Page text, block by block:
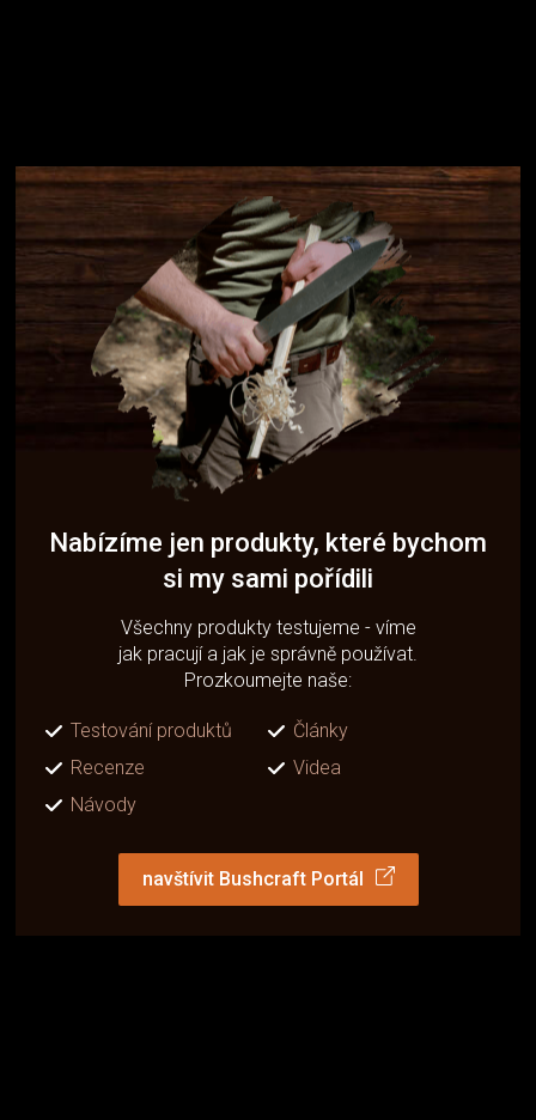
Nabízíme jen produkty, které bychom
si my sami pořídili
Všechny produkty testujeme - víme
jak pracují a jak je správně používat.
Prozkoumejte naše:
Testování produktů
Články
Recenze
Videa
Návody
navštívit Bushcraft Portál